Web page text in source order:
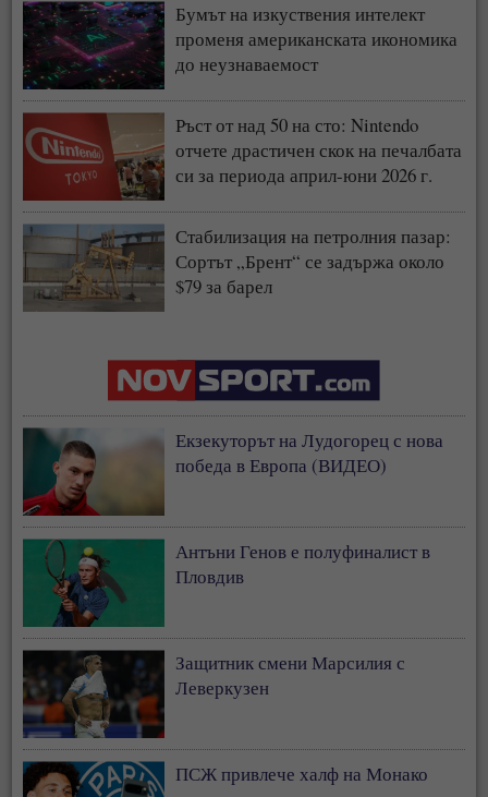
Бумът на изкуствения интелект
променя американската икономика
до неузнаваемост
Ръст от над 50 на сто: Nintendo
отчете драстичен скок на печалбата
си за периода април-юни 2026 г.
Стабилизация на петролния пазар:
Сортът „Брент“ се задържа около
$79 за барел
Екзекуторът на Лудогорец с нова
победа в Европа (ВИДЕО)
Антъни Генов е полуфиналист в
Пловдив
Защитник смени Марсилия с
Леверкузен
ПСЖ привлече халф на Монако